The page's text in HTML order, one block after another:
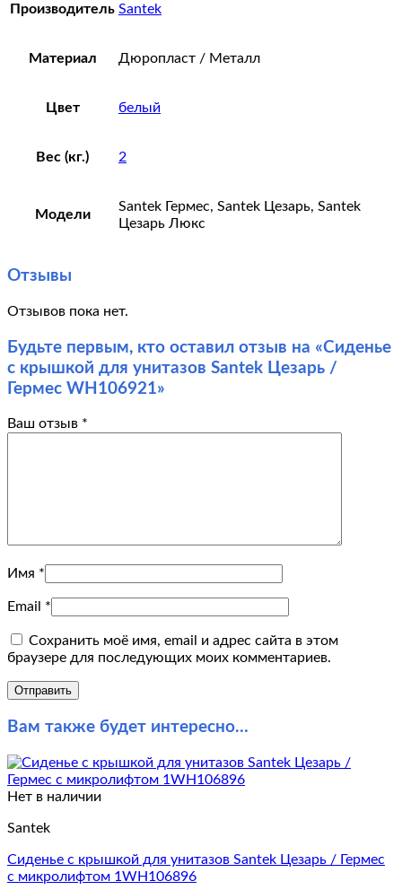
Производитель Santek
Материал Дюропласт / Металл
Цвет белый
Вес (кг.) 2
Модели
Santek Гермес, Santek Цезарь, Santek
Цезарь Люкс
Отзывы
Отзывов пока нет.
Будьте первым, кто оставил отзыв на «Сиденье
с крышкой для унитазов Santek Цезарь /
Гермес WH106921»
Ваш отзыв *
Имя *
Email *
Сохранить моё имя, email и адрес сайта в этом
браузере для последующих моих комментариев.
Вам также будет интересно…
Нет в наличии
Santek
Сиденье с крышкой для унитазов Santek Цезарь / Гермес
с микролифтом 1WH106896